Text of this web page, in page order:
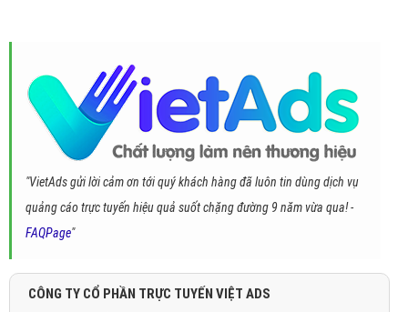
"VietAds gửi lời cảm ơn tới quý khách hàng đã luôn tin dùng dịch vụ
quảng cáo trực tuyến hiệu quả suốt chặng đường 9 năm vừa qua! -
FAQPage"
CÔNG TY CỔ PHẦN TRỰC TUYẾN VIỆT ADS